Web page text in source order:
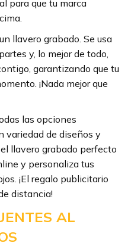
para que tu marca
llavero grabado. Se usa
y, lo mejor de todo,
garantizando que tu
¡Nada mejor que
las opciones
variedad de diseños y
llavero grabado perfecto
y personaliza tus
¡El regalo publicitario
distancia!
AL